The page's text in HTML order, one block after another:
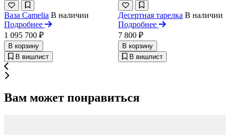
Ваза Camelia В наличии
Подробнее
1 095 700 ₽
В корзину
В вишлист
Десертная тарелка В наличии
Подробнее
7 800 ₽
В корзину
В вишлист
Вам может понравиться